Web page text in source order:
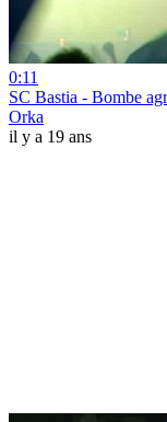
0:11
SC Bastia - Bombe
Orka
il y a 19 ans